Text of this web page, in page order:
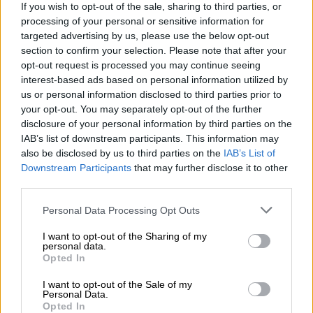
If you wish to opt-out of the sale, sharing to third parties, or
processing of your personal or sensitive information for
targeted advertising by us, please use the below opt-out
section to confirm your selection. Please note that after your
opt-out request is processed you may continue seeing
interest-based ads based on personal information utilized by
us or personal information disclosed to third parties prior to
your opt-out. You may separately opt-out of the further
disclosure of your personal information by third parties on the
IAB’s list of downstream participants. This information may
also be disclosed by us to third parties on the IAB’s List of
Downstream Participants that may further disclose it to other
Please note that this website/app uses one or more Google
not limited to your visit or usage behaviour. You may click to
grant or deny consent to Google and its third-party tags to
use your data for below specified purposes in below Google
consent section.
Personal Data Processing Opt Outs
I want to opt-out of the Sharing of my
personal data.
Opted In
I want to opt-out of the Sale of my
Personal Data.
Opted In
συχνότητα. ΤοΤεχνικό Επιμελητήριο
Ελλάδας(ΤΕΕ) είχε στο παρελθόν
προτείνει τη λήψη εικόνων τρεις φορές
το χρόνο ώστε κάθε 4 μήνες να
συγκρίνεται το δομημένο περιβάλλον με
την προγενέστερη εικόνα και να
διαπιστώνεται π.χ. αν κάποιο σπίτι
«μεγάλωσε». Εάν έχει συμβεί κάτι
τέτοιο, θα ελέγχεται εάν αυτό έγινε
νόμιμα μέσω της έκδοσης οικοδομικής
άδειας. Αν δεν έχει βγει άδεια, θα
αποστέλλεται αυτόματα ελεγκτής
δόμησης για έλεγχο.
Η εγκατάσταση σταθμών drones σε
ευαίσθητες περιοχές ώστε να
συλλέγονται συχνότερα εικόνες προς
σύγκριση.